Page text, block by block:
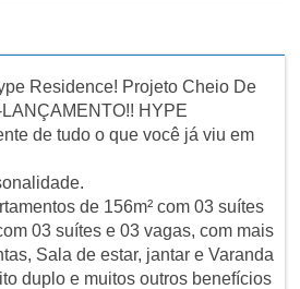
Residence! Projeto Cheio De
HYPE
de tudo o que você já viu em
de 156m² com 03 suítes
03 suítes e 03 vagas, com mais
Sala de estar, jantar e Varanda
duplo e muitos outros benefícios